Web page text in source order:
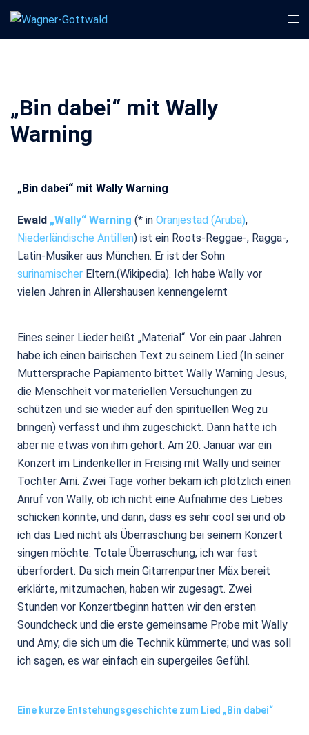
„Bin dabei“ mit Wally
Warning
„Bin dabei“ mit Wally Warning
Ewald „Wally“ Warning (* in Oranjestad (Aruba),
Niederländische Antillen) ist ein Roots-Reggae-, Ragga-,
Latin-Musiker aus München. Er ist der Sohn
surinamischer Eltern.(Wikipedia). Ich habe Wally vor
vielen Jahren in Allershausen kennengelernt
Eines seiner Lieder heißt „Material“. Vor ein paar Jahren
habe ich einen bairischen Text zu seinem Lied (In seiner
Muttersprache Papiamento bittet Wally Warning Jesus,
die Menschheit vor materiellen Versuchungen zu
schützen und sie wieder auf den spirituellen Weg zu
bringen) verfasst und ihm zugeschickt. Dann hatte ich
aber nie etwas von ihm gehört. Am 20. Januar war ein
Konzert im Lindenkeller in Freising mit Wally und seiner
Tochter Ami. Zwei Tage vorher bekam ich plötzlich einen
Anruf von Wally, ob ich nicht eine Aufnahme des Liebes
schicken könnte, und dann, dass es sehr cool sei und ob
ich das Lied nicht als Überraschung bei seinem Konzert
singen möchte. Totale Überraschung, ich war fast
überfordert. Da sich mein Gitarrenpartner Mäx bereit
erklärte, mitzumachen, haben wir zugesagt. Zwei
Stunden vor Konzertbeginn hatten wir den ersten
Soundcheck und die erste gemeinsame Probe mit Wally
und Amy, die sich um die Technik kümmerte; und was soll
ich sagen, es war einfach ein supergeiles Gefühl.
Eine kurze Entstehungsgeschichte zum Lied „Bin dabei“